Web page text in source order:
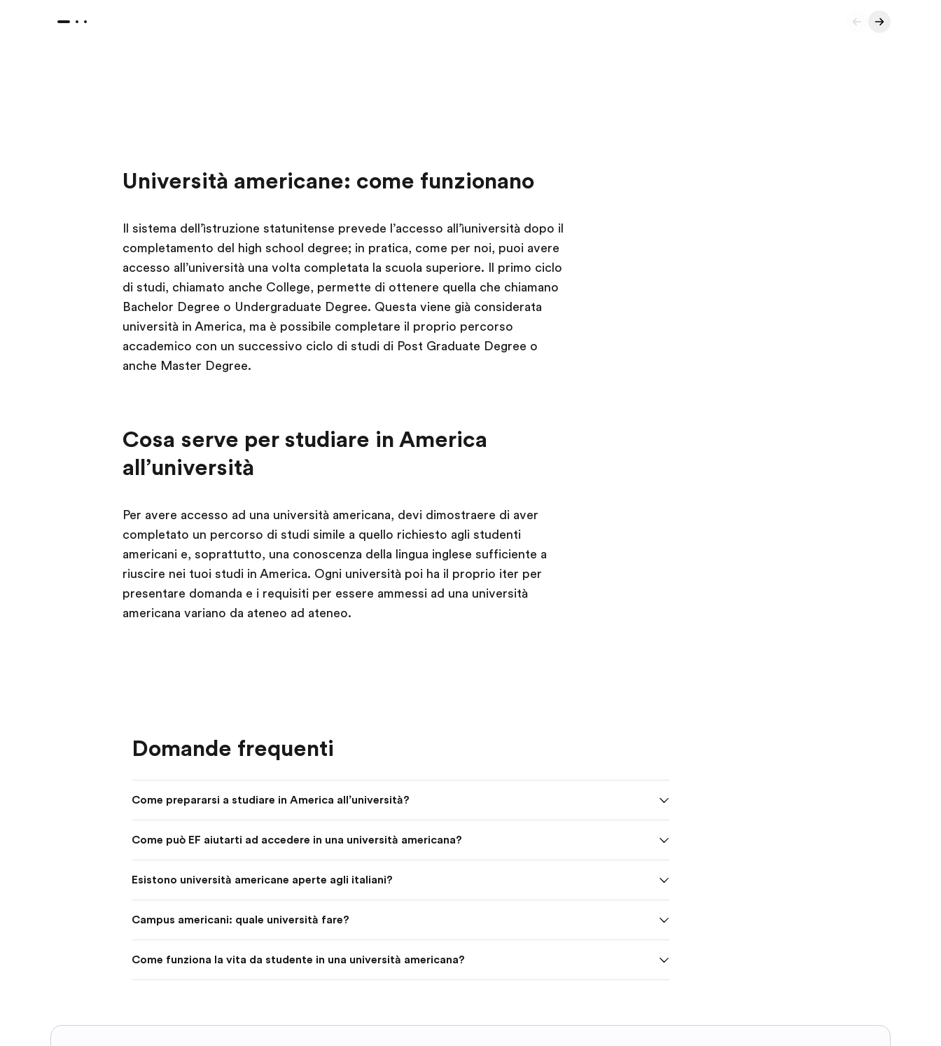
Università americane: come funzionano
Il sistema dell’ìstruzione statunitense prevede l’accesso all’ìuniversità dopo il
completamento del high school degree; in pratica, come per noi, puoi avere
accesso all’università una volta completata la scuola superiore. Il primo ciclo
di studi, chiamato anche College, permette di ottenere quella che chiamano
Bachelor Degree o Undergraduate Degree. Questa viene già considerata
università in America, ma è possibile completare il proprio percorso
accademico con un successivo ciclo di studi di Post Graduate Degree o
anche Master Degree.
Cosa serve per studiare in America
all’università
Per avere accesso ad una università americana, devi dimostraere di aver
completato un percorso di studi simile a quello richiesto agli studenti
americani e, soprattutto, una conoscenza della lingua inglese sufficiente a
riuscire nei tuoi studi in America. Ogni università poi ha il proprio iter per
presentare domanda e i requisiti per essere ammessi ad una università
americana variano da ateneo ad ateneo.
Domande frequenti
Come prepararsi a studiare in America all’università?
Come può EF aiutarti ad accedere in una università americana?
Esistono università americane aperte agli italiani?
Campus americani: quale università fare?
Come funziona la vita da studente in una università americana?